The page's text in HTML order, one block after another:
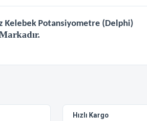
Kelebek Potansiyometre (Delphi)
veya görüntülenemiyor.
bilgiler bulunuyor.
Hızlı Kargo